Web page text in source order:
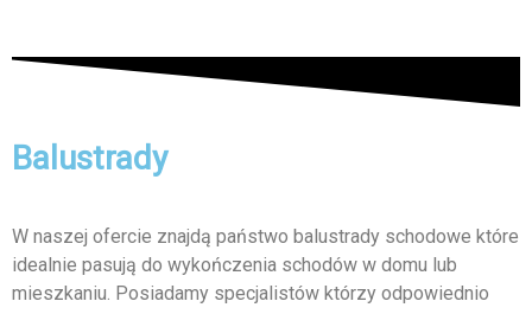
Balustrady
W naszej ofercie znajdą państwo balustrady schodowe które
idealnie pasują do wykończenia schodów w domu lub
mieszkaniu. Posiadamy specjalistów którzy odpowiednio